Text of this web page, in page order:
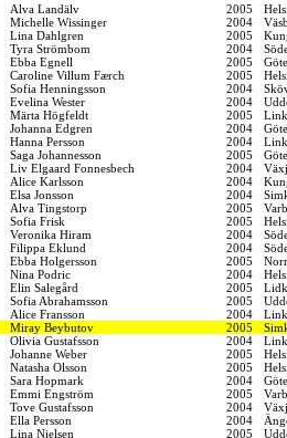
Alva Landälv 2005
Michelle Wissinger 2004
Lina Dahlgren 2005
Tyra Strömbom 2004
Ebba Egnell 2005
Caroline Villum Færch 2005
Sofia Henningsson 2004
Evelina Wester 2004
Märta Högfeldt 2005
Johanna Edgren 2004
Hanna Persson 2004
Saga Johannesson 2005
Liv Elgaard Fonnesbech 2004
Alice Karlsson 2004
Elsa Jonsson 2004
Alva Tingstorp 2005
Sofia Frisk 2005
Veronika Hiram 2004
Filippa Eklund 2004
Ebba Holgersson 2005
Nina Podric 2004
Elin Salegård 2005
Sofia Abrahamsson 2005
Alice Fransson 2004
Miray Beybutov 2005
Olivia Gustafsson 2004
Johanne Weber 2005
Natasha Olsson 2005
Sara Hopmark 2004
Emmi Engström 2005
Tove Gustafsson 2004
Ella Persson 2004
Lina Nielsen 2005